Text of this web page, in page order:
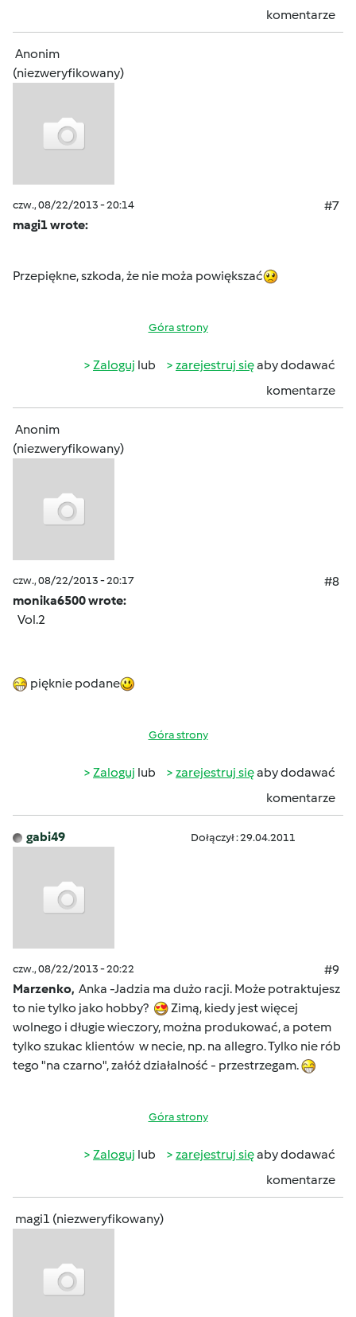
komentarze
Anonim
(niezweryfikowany)
czw., 08/22/2013 - 20:14
#7
magi1 wrote:
Przepiękne, szkoda, że nie moża powiększać
Góra strony
Zaloguj lub zarejestruj sięaby dodawać
komentarze
Anonim
(niezweryfikowany)
czw., 08/22/2013 - 20:17
#8
monika6500 wrote:
Vol.2
pięknie podane
Góra strony
Zaloguj lub zarejestruj sięaby dodawać
komentarze
gabi49 Dołączył : 29.04.2011
czw., 08/22/2013 - 20:22
#9
Marzenko, Anka -Jadzia ma dużo racji. Może potraktujesz
to nie tylko jako hobby?
Zimą, kiedy jest więcej
wolnego i długie wieczory, można produkować, a potem
tylko szukac klientów w necie, np. na allegro. Tylko nie rób
tego "na czarno", załóż działalność - przestrzegam.
Góra strony
Zaloguj lub zarejestruj sięaby dodawać
komentarze
magi1 (niezweryfikowany)